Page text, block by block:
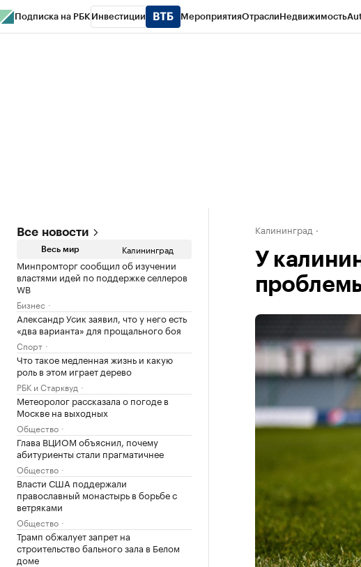
Подписка на РБК Инвестиции МероприятияОтраслиНедвижимость
Все новости
Весь мир Калининград
Минпромторг сообщил об изучении
властями идей по поддержке селлеров
WB
Бизнес
Александр Усик заявил, что у него есть
«два варианта» для прощального боя
Спорт
Что такое медленная жизнь и какую
роль в этом играет дерево
РБК и Старквуд
Метеоролог рассказала о погоде в
Москве на выходных
Общество
Глава ВЦИОМ объяснил, почему
абитуриенты стали прагматичнее
Общество
Власти США поддержали
православный монастырь в борьбе с
ветряками
Общество
Трамп обжалует запрет на
строительство бального зала в Белом
доме
Калининград
У